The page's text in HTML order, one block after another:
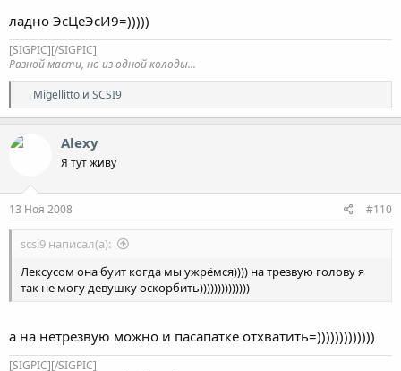
ладно ЭсЦеЭсИ9=)))))
[SIGPIC][/SIGPIC]
Разной масти, но из одной колоды...
Р
е
а
:
Migellitto и SCSI9
Alexy
Я тут живу
13 Ноя 2008 #110
scsi9 написал(а):
Лексусом она буит когда мы ужрёмся)))) на трезвую голову я
так не могу девушку оскорбить))))))))))))))
а на нетрезвую можно и пасапатке отхватить=)))))))))))))
[SIGPIC][/SIGPIC]